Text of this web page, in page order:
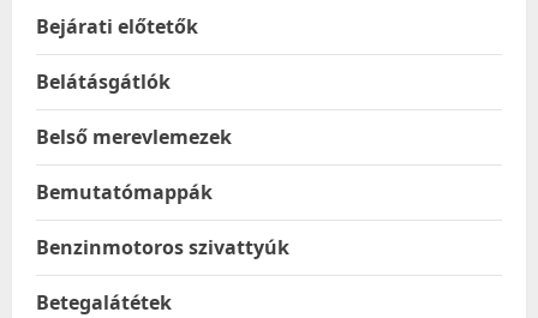
Bejárati előtetők
Belátásgátlók
Belső merevlemezek
Bemutatómappák
Benzinmotoros szivattyúk
Betegalátétek